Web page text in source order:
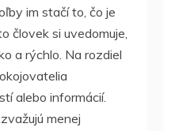
im stačí to, čo je
človek si uvedomuje,
a rýchlo. Na rozdiel
alebo informácií.
menej